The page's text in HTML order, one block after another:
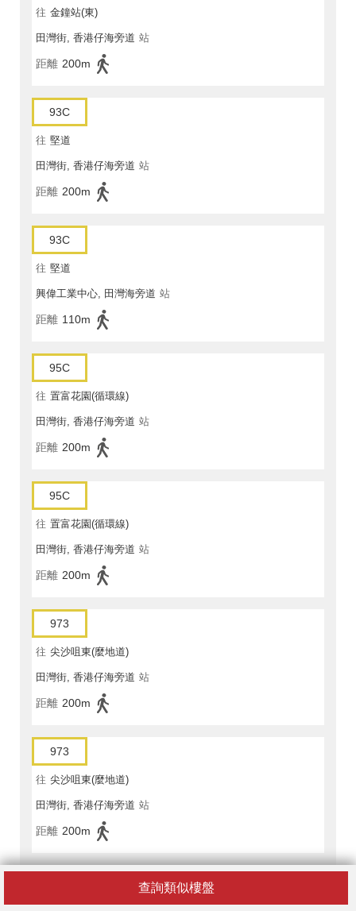
查詢類似樓盤
往 金鐘站(東)
田灣街, 香港仔海旁道 站
距離 200m
93C
往 堅道
田灣街, 香港仔海旁道 站
距離 200m
93C
往 堅道
興偉工業中心, 田灣海旁道 站
距離 110m
95C
往 置富花園(循環線)
田灣街, 香港仔海旁道 站
距離 200m
95C
往 置富花園(循環線)
田灣街, 香港仔海旁道 站
距離 200m
973
往 尖沙咀東(麼地道)
田灣街, 香港仔海旁道 站
距離 200m
973
往 尖沙咀東(麼地道)
田灣街, 香港仔海旁道 站
距離 200m
往 尖沙咀東(麼地道)